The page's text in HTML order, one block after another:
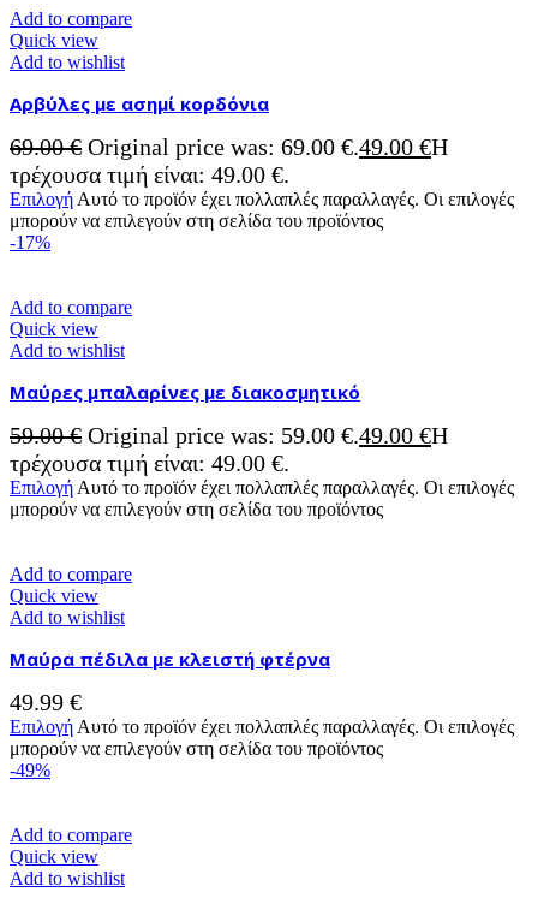
Add to compare
Quick view
Add to wishlist
Αρβύλες με ασημί κορδόνια
69.00€ Original price was: 69.00 €.49.00 €Η
τρέχουσα τιμή είναι: 49.00 €.
Επιλογή Αυτό το προϊόν έχει πολλαπλές παραλλαγές. Οι επιλογές
μπορούν να επιλεγούν στη σελίδα του προϊόντος
-17%
Add to compare
Quick view
Add to wishlist
Μαύρες μπαλαρίνες με διακοσμητικό
59.00€ Original price was: 59.00 €.49.00 €Η
τρέχουσα τιμή είναι: 49.00 €.
Επιλογή Αυτό το προϊόν έχει πολλαπλές παραλλαγές. Οι επιλογές
μπορούν να επιλεγούν στη σελίδα του προϊόντος
Add to compare
Quick view
Add to wishlist
Μαύρα πέδιλα με κλειστή φτέρνα
49.99 €
Επιλογή Αυτό το προϊόν έχει πολλαπλές παραλλαγές. Οι επιλογές
μπορούν να επιλεγούν στη σελίδα του προϊόντος
-49%
Add to compare
Quick view
Add to wishlist